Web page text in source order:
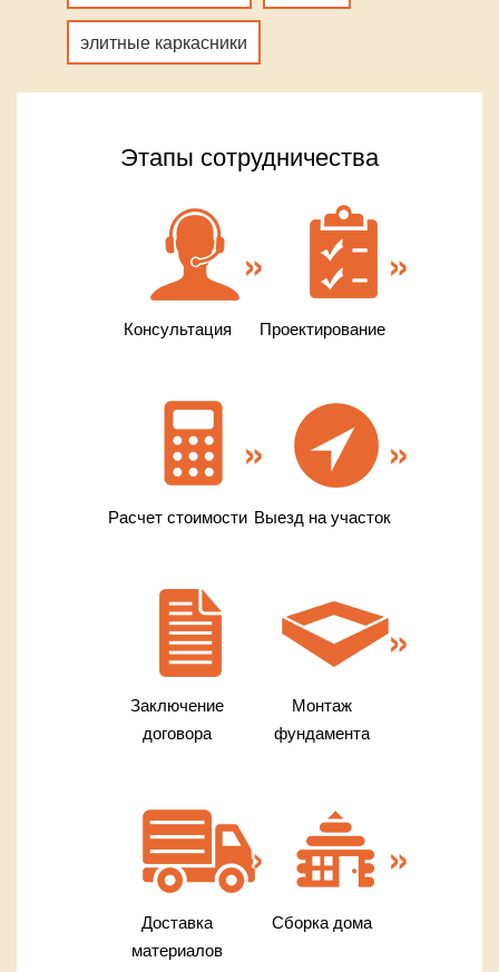
элитные каркасники
Этапы сотрудничества
Консультация Проектирование
Расчет стоимости Выезд на участок
Заключение
договора
Монтаж
фундамента
Доставка
материалов
Сборка дома